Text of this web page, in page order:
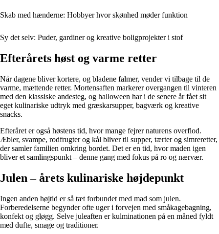
Skab med hænderne: Hobbyer hvor skønhed møder funktion
Sy det selv: Puder, gardiner og kreative boligprojekter i stof
Efterårets høst og varme retter
Når dagene bliver kortere, og bladene falmer, vender vi tilbage til de
varme, mættende retter. Mortensaften markerer overgangen til vinteren
med den klassiske andesteg, og halloween har i de senere år fået sit
eget kulinariske udtryk med græskarsupper, bagværk og kreative
snacks.
Efteråret er også høstens tid, hvor mange fejrer naturens overflod.
Æbler, svampe, rodfrugter og kål bliver til supper, tærter og simreretter,
der samler familien omkring bordet. Det er en tid, hvor maden igen
bliver et samlingspunkt – denne gang med fokus på ro og nærvær.
Julen – årets kulinariske højdepunkt
Ingen anden højtid er så tæt forbundet med mad som julen.
Forberedelserne begynder ofte uger i forvejen med småkagebagning,
konfekt og gløgg. Selve juleaften er kulminationen på en måned fyldt
med dufte, smage og traditioner.